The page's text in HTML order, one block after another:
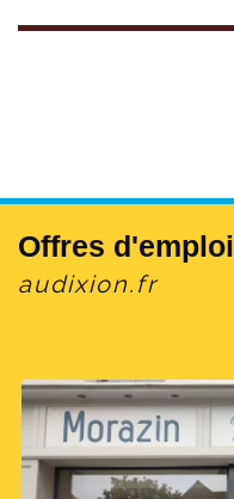
Offres d'emploi
audixion.fr